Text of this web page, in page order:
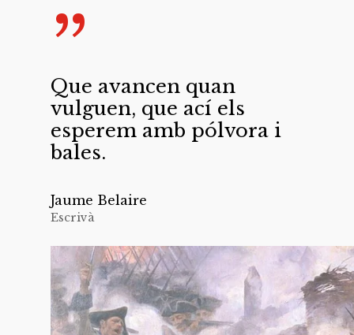
”
Que avancen quan
vulguen, que ací els
esperem amb pólvora i
bales.
Jaume Belaire
Escrivà